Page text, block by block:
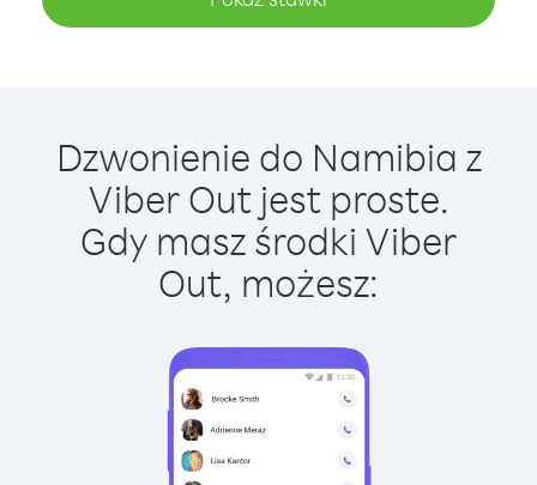
Dzwonienie do Namibia z
Viber Out jest proste.
Gdy masz środki Viber
Out, możesz: